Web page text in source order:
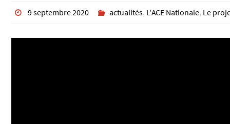
9 septembre 2020 actualités, L'ACE Nationale, Le